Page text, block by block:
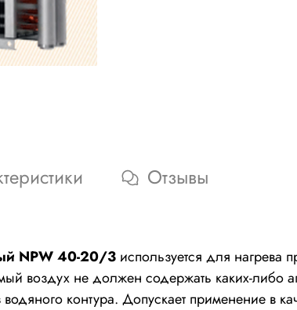
Отзывы
NPW 40-20/3 используется для нагрева
воздух не должен содержать каких-
контура. Допускает применение в